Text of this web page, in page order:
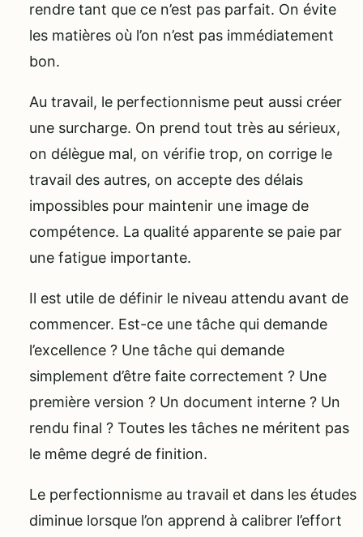
rendre tant que ce n’est pas parfait. On évite
les matières où l’on n’est pas immédiatement
bon.
Au travail, le perfectionnisme peut aussi créer
une surcharge. On prend tout très au sérieux,
on délègue mal, on vérifie trop, on corrige le
travail des autres, on accepte des délais
impossibles pour maintenir une image de
compétence. La qualité apparente se paie par
une fatigue importante.
Il est utile de définir le niveau attendu avant de
commencer. Est-ce une tâche qui demande
l’excellence ? Une tâche qui demande
simplement d’être faite correctement ? Une
première version ? Un document interne ? Un
rendu final ? Toutes les tâches ne méritent pas
le même degré de finition.
Le perfectionnisme au travail et dans les études
diminue lorsque l’on apprend à calibrer l’effort